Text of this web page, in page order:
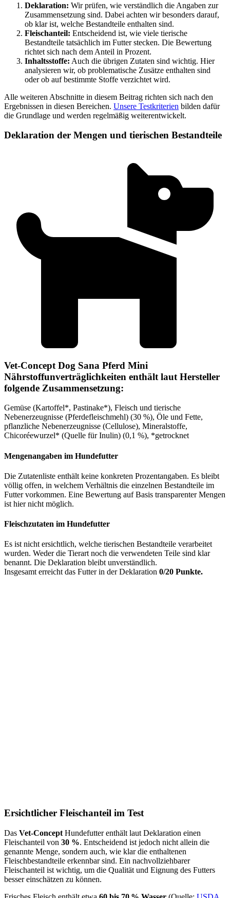
Deklaration: Wir prüfen, wie verständlich die Angaben zur
Zusammensetzung sind. Dabei achten wir besonders darauf,
ob klar ist, welche Bestandteile enthalten sind.
Fleischanteil: Entscheidend ist, wie viele tierische
Bestandteile tatsächlich im Futter stecken. Die Bewertung
richtet sich nach dem Anteil in Prozent.
Inhaltsstoffe: Auch die übrigen Zutaten sind wichtig. Hier
analysieren wir, ob problematische Zusätze enthalten sind
oder ob auf bestimmte Stoffe verzichtet wird.
Alle weiteren Abschnitte in diesem Beitrag richten sich nach den
Ergebnissen in diesen Bereichen. Unsere Testkriterien bilden dafür
die Grundlage und werden regelmäßig weiterentwickelt.
Deklaration der Mengen und tierischen Bestandteile
Vet-Concept Dog Sana Pferd Mini
Nährstoffunverträglichkeiten enthält laut Hersteller
folgende Zusammensetzung:
Gemüse (Kartoffel*, Pastinake*), Fleisch und tierische
Nebenerzeugnisse (Pferdefleischmehl) (30 %), Öle und Fette,
pflanzliche Nebenerzeugnisse (Cellulose), Mineralstoffe,
Chicoréewurzel* (Quelle für Inulin) (0,1 %), *getrocknet
Mengenangaben im Hundefutter
Die Zutatenliste enthält keine konkreten Prozentangaben. Es bleibt
völlig offen, in welchem Verhältnis die einzelnen Bestandteile im
Futter vorkommen. Eine Bewertung auf Basis transparenter Mengen
ist hier nicht möglich.
Fleischzutaten im Hundefutter
Es ist nicht ersichtlich, welche tierischen Bestandteile verarbeitet
wurden. Weder die Tierart noch die verwendeten Teile sind klar
benannt. Die Deklaration bleibt unverständlich.
Insgesamt erreicht das Futter in der Deklaration 0/20 Punkte.
Ersichtlicher Fleischanteil im Test
Das Vet-Concept Hundefutter enthält laut Deklaration einen
Fleischanteil von 30 %. Entscheidend ist jedoch nicht allein die
genannte Menge, sondern auch, wie klar die enthaltenen
Fleischbestandteile erkennbar sind. Ein nachvollziehbarer
Fleischanteil ist wichtig, um die Qualität und Eignung des Futters
besser einschätzen zu können.